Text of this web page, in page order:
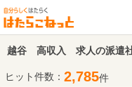
越谷 高収入 求人の派遣
ヒット件数： 2,785件